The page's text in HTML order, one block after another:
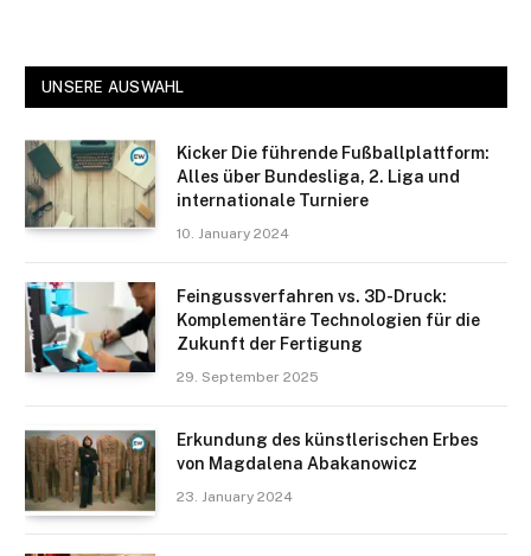
UNSERE AUSWAHL
Kicker Die führende Fußballplattform:
Alles über Bundesliga, 2. Liga und
internationale Turniere
10. January 2024
Feingussverfahren vs. 3D-Druck:
Komplementäre Technologien für die
Zukunft der Fertigung
29. September 2025
Erkundung des künstlerischen Erbes
von Magdalena Abakanowicz
23. January 2024